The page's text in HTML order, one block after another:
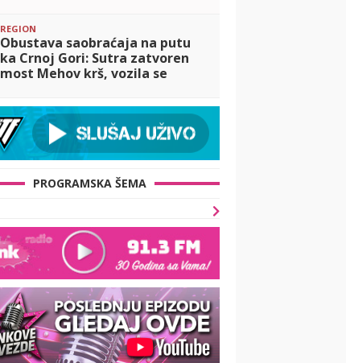
REGION
Obustava saobraćaja na putu
ka Crnoj Gori: Sutra zatvoren
most Mehov krš, vozila se
PROGRAMSKA ŠEMA